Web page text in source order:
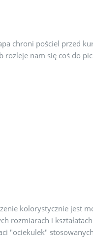
chroni pościel przed
rozleje nam się coś do
kolorystycznie jest
rozmiarach i
"ociekulek"